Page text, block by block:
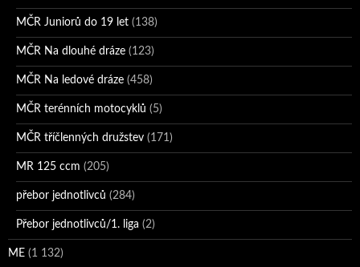
MČR Juniorů do 19 let (138)
MČR Na dlouhé dráze (123)
MČR Na ledové dráze (458)
MČR terénních motocyklů (5)
MČR tříčlenných družstev (171)
MR 125 ccm (205)
přebor jednotlivců (284)
Přebor jednotlivců/1. liga (2)
ME (1 132)